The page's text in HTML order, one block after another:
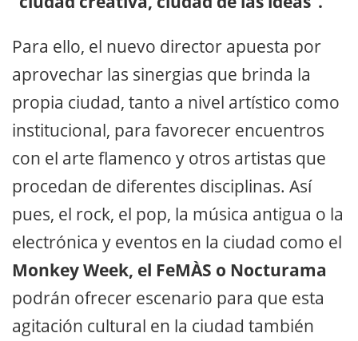
Para ello, el nuevo director apuesta por
aprovechar las sinergias que brinda la
propia ciudad, tanto a nivel artístico como
institucional, para favorecer encuentros
con el arte flamenco y otros artistas que
procedan de diferentes disciplinas. Así
pues, el rock, el pop, la música antigua o la
electrónica y eventos en la ciudad como el
Monkey Week, el FeMÀS o Nocturama
podrán ofrecer escenario para que esta
agitación cultural en la ciudad también